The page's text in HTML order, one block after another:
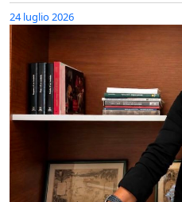
24 luglio 2026